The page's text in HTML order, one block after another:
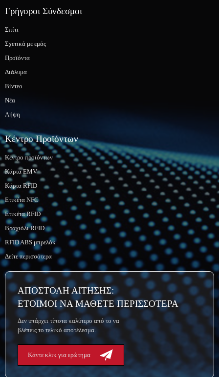
Γρήγοροι Σύνδεσμοι
Σπίτι
Σχετικά με εμάς
Προϊόντα
Διάλυμα
Βίντεο
Νέα
Λήψη
Κέντρο Προϊόντων
Κέντρο προϊόντων
Κάρτα EMV
Κάρτα RFID
Ετικέτα NFC
Ετικέτα RFID
Βραχιόλι RFID
RFID ABS μπρελόκ
Δείτε περισσότερα
ΑΠΟΣΤΟΛΗ ΑΙΤΗΣΗΣ:
ΕΤΟΙΜΟΙ ΝΑ ΜΑΘΕΤΕ ΠΕΡΙΣΣΟΤΕΡΑ
Δεν υπάρχει τίποτα καλύτερο από το να
βλέπεις το τελικό αποτέλεσμα.
Κάντε κλικ για ερώτημα